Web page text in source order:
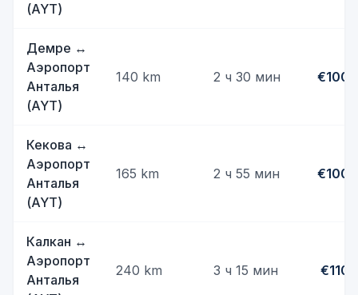
(AYT)
Демре ↔
Аэропорт
Анталья
(AYT)
140 km 2 ч 30 мин €100
Кекова ↔
Аэропорт
Анталья
(AYT)
165 km 2 ч 55 мин €100
Калкан ↔
Аэропорт
Анталья
240 km 3 ч 15 мин €110